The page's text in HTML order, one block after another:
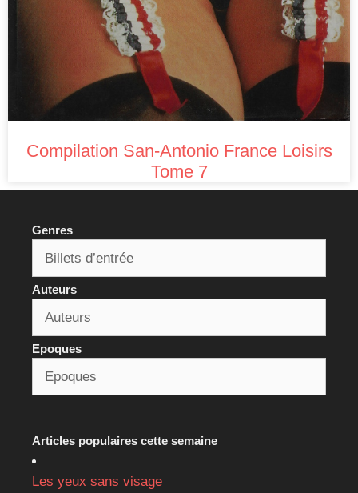
Compilation San-Antonio France Loisirs
Tome 7
Genres
Auteurs
Epoques
Articles populaires cette semaine
Les yeux sans visage